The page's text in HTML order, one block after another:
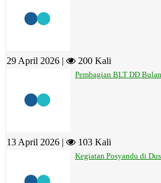
29 April 2026 | 200 Kali
Pembagian BLT DD
13 April 2026 | 103 Kali
Kegiatan Posyandu di